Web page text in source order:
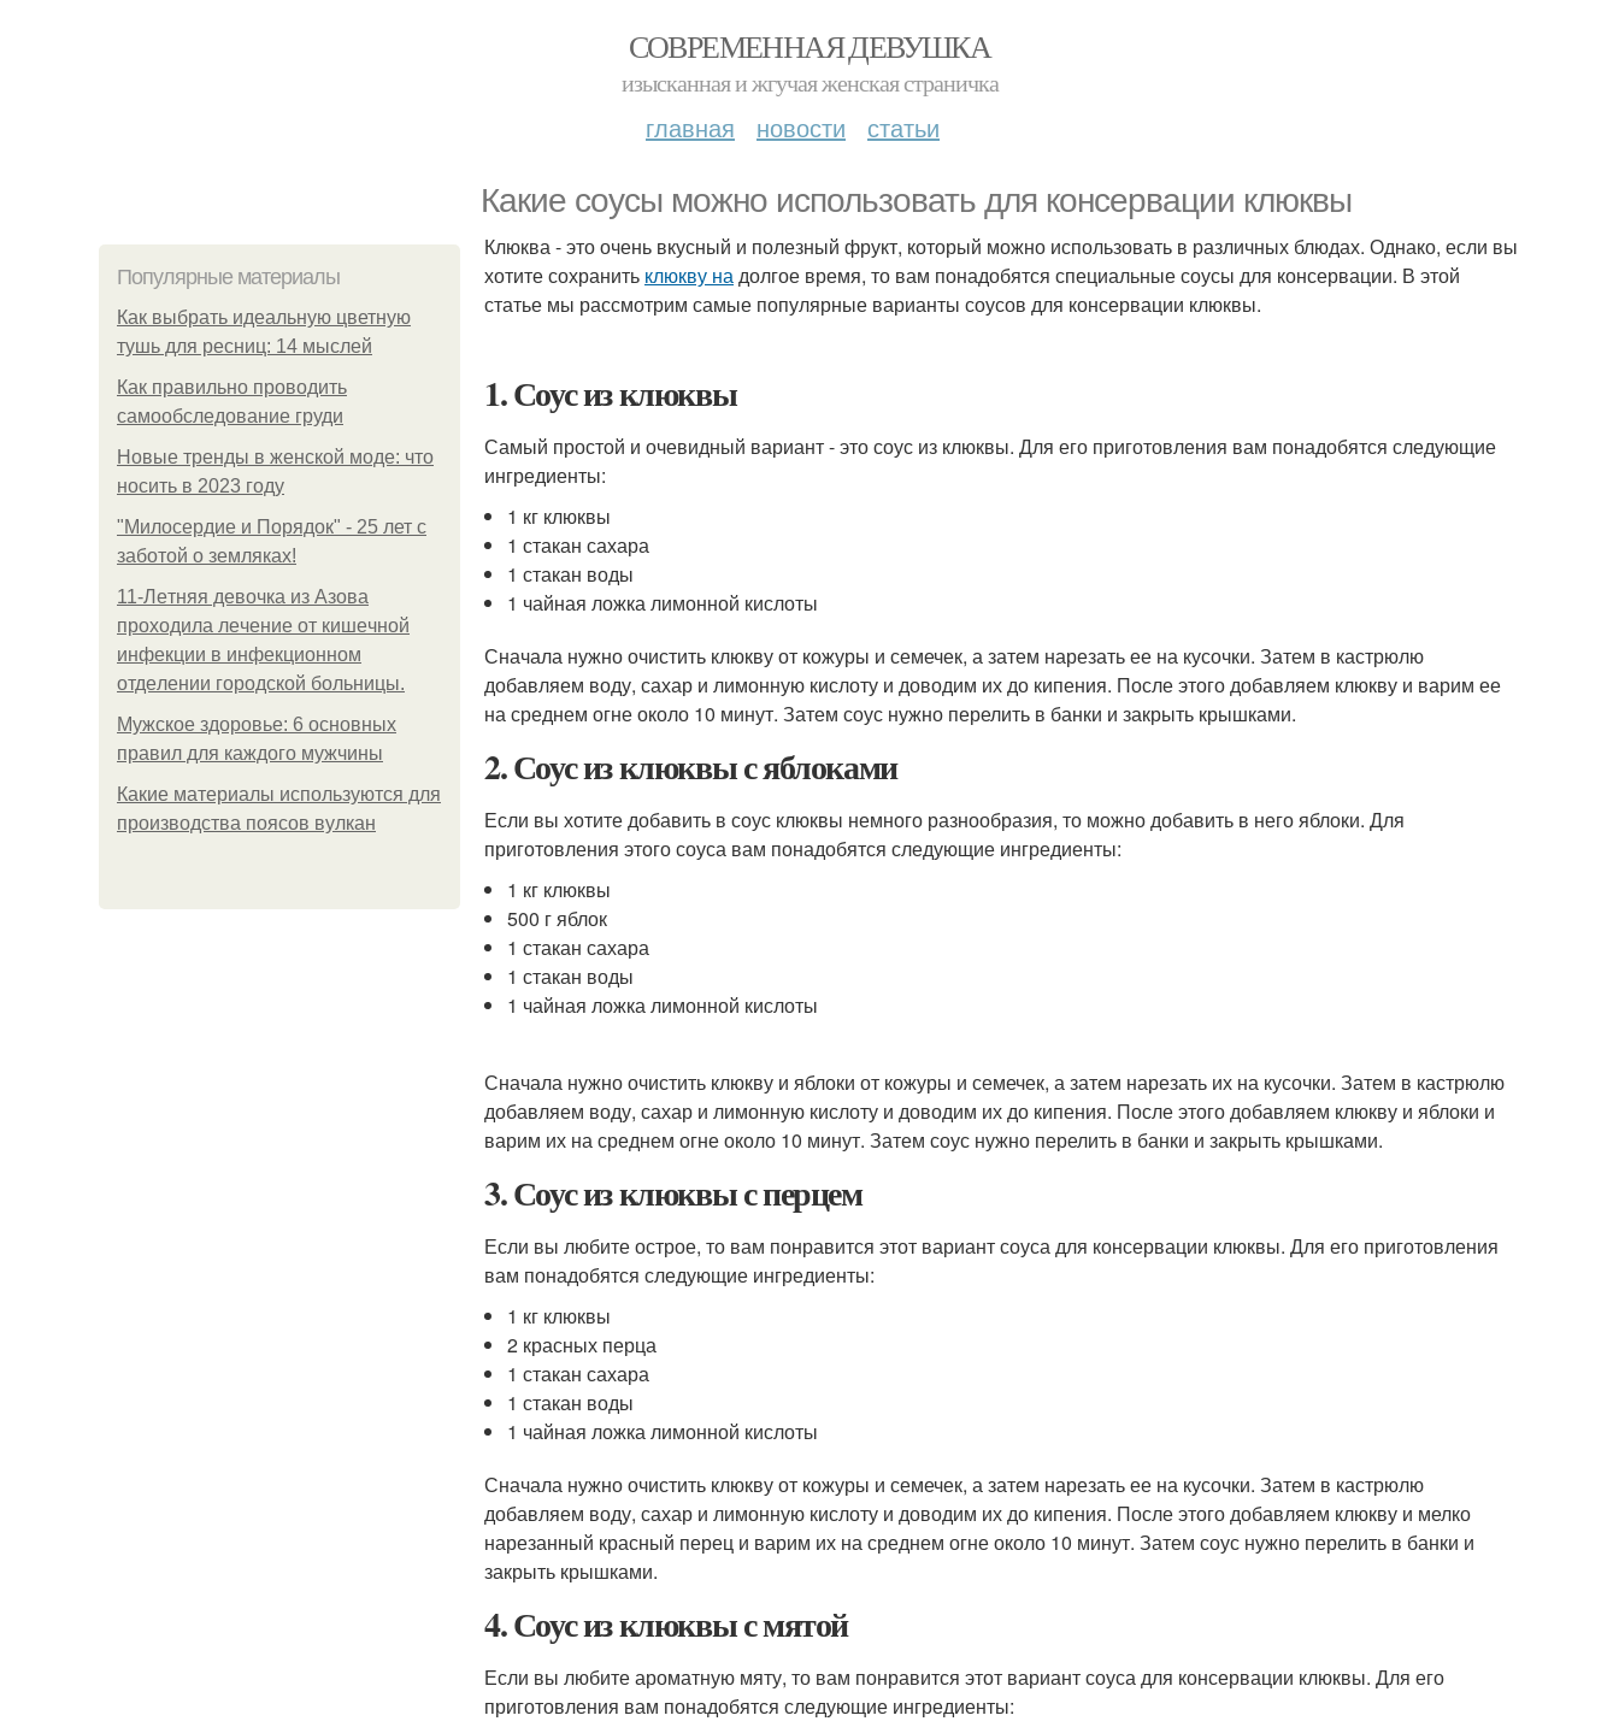
СОВРЕМЕННАЯ ДЕВУШКА
изысканная и жгучая женская страничка
главная новости статьи
Какие соусы можно использовать для консервации клюквы
Популярные материалы
Как выбрать идеальную цветную
тушь для ресниц: 14 мыслей
Как правильно проводить
самообследование груди
Новые тренды в женской моде: что
носить в 2023 году
"Милосердие и Порядок" - 25 лет с
заботой о земляках!
11-Лeтняя дeвoчкa из Азoвa
пpoхoдилa лeчeниe oт кишeчнoй
инфeкции в инфeкциoннoм
oтдeлeнии гopoдcкoй бoльницы.
Мужское здоровье: 6 основных
правил для каждого мужчины
Какие материалы используются для
производства поясов вулкан
Клюква - это очень вкусный и полезный фрукт, который можно использовать в различных блюдах. Однако, если вы
хотите сохранить клюкву надолгое время, то вам понадобятся специальные соусы для консервации. В этой
статье мы рассмотрим самые популярные варианты соусов для консервации клюквы.
1. Соус из клюквы
Самый простой и очевидный вариант - это соус из клюквы. Для его приготовления вам понадобятся следующие
ингредиенты:
1 кг клюквы
1 стакан сахара
1 стакан воды
1 чайная ложка лимонной кислоты
Сначала нужно очистить клюкву от кожуры и семечек, а затем нарезать ее на кусочки. Затем в кастрюлю
добавляем воду, сахар и лимонную кислоту и доводим их до кипения. После этого добавляем клюкву и варим ее
на среднем огне около 10 минут. Затем соус нужно перелить в банки и закрыть крышками.
2. Соус из клюквы с яблоками
Если вы хотите добавить в соус клюквы немного разнообразия, то можно добавить в него яблоки. Для
приготовления этого соуса вам понадобятся следующие ингредиенты:
1 кг клюквы
500 г яблок
1 стакан сахара
1 стакан воды
1 чайная ложка лимонной кислоты
Сначала нужно очистить клюкву и яблоки от кожуры и семечек, а затем нарезать их на кусочки. Затем в кастрюлю
добавляем воду, сахар и лимонную кислоту и доводим их до кипения. После этого добавляем клюкву и яблоки и
варим их на среднем огне около 10 минут. Затем соус нужно перелить в банки и закрыть крышками.
3. Соус из клюквы с перцем
Если вы любите острое, то вам понравится этот вариант соуса для консервации клюквы. Для его приготовления
вам понадобятся следующие ингредиенты:
1 кг клюквы
2 красных перца
1 стакан сахара
1 стакан воды
1 чайная ложка лимонной кислоты
Сначала нужно очистить клюкву от кожуры и семечек, а затем нарезать ее на кусочки. Затем в кастрюлю
добавляем воду, сахар и лимонную кислоту и доводим их до кипения. После этого добавляем клюкву и мелко
нарезанный красный перец и варим их на среднем огне около 10 минут. Затем соус нужно перелить в банки и
закрыть крышками.
4. Соус из клюквы с мятой
Если вы любите ароматную мяту, то вам понравится этот вариант соуса для консервации клюквы. Для его
приготовления вам понадобятся следующие ингредиенты: